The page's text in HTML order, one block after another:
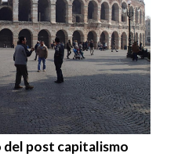
post capitalismo